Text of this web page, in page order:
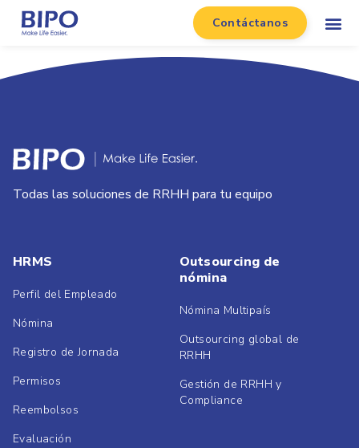
Contáctanos
Todas las soluciones de RRHH para tu equipo
HRMS
Perfil del Empleado
Nómina
Registro de Jornada
Permisos
Reembolsos
Evaluación
Outsourcing de
nómina
Nómina Multipaís
Outsourcing global de
RRHH
Gestión de RRHH y
Compliance